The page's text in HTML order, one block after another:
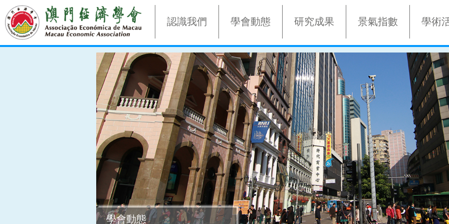
認識我們 學會動態 研究成果 景氣指數 學術
學會動態